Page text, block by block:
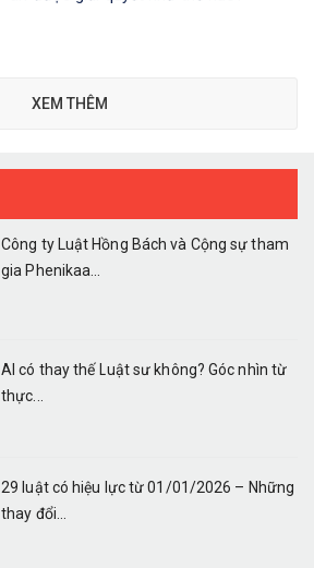
XEM THÊM
Công ty Luật Hồng Bách và Cộng sự tham
gia Phenikaa...
AI có thay thế Luật sư không? Góc nhìn từ
thực...
29 luật có hiệu lực từ 01/01/2026 – Những
thay đổi...